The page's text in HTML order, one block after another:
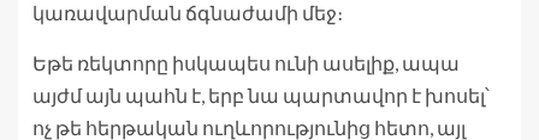
կառավարման ճգնաժամի մեջ։
Եթե ռեկտորը իսկապես ունի ասելիք, ապա
այժմ այն պահն է, երբ նա պարտավոր է խոսել՝
ոչ թե հերթական ուղևորությունից հետո, այլ